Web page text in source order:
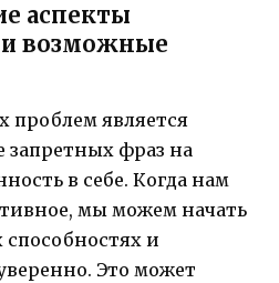
аспекты
возможные
проблем является
запретных фраз на
в себе. Когда нам
мы можем начать
способностях и
Это может